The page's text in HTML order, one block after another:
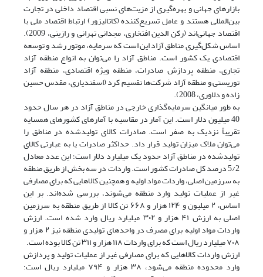
بازارهای جهانی و بهره‌گیری از مزیت‌های نسبی اقتصاد داخلی در تجارت
بین‌المللی هستند و عامل تسریع‌کننده (کاتالیزور) ارتباط اقتصاد ملی با
اقتصاد جهانی‌اند (رکن الدین افتخاری، مجدانی تهرانی و رازینی، 2009).
اساس شکل‌گیری مناطق آزاد این است که سرمایه، موتور رشد و توسعه
اقتصادی یک کشور است. مناطق آزاد را می‌توان به انواع منطقه آزاد
تجاری، منطقه پردازش صادرات، منطقه ویژه اقتصادی، منطقه آزاد
توریستی و منطقه آزاد شرکت‌ها تقسیم کرد (اسفندیاری، مقدس حسین
زاده و دلاوری، 2008).
به طور میانگین سرمایه‌گذاری خارجی در مناطق آزاد در هر سال حدود
40 میلیون دلار است. این آمار در مقاسیه با آمار‌های کشورهای همسایه
تقریباً نزدیک به صفر است. صادرات کالای تولید‌شده در مناطق را
می‌توان ملاک میزان تولید قرار داد. حداکثر صادرات یا به عبارتی کالای
تولید‌شده در مناطق آزاد حدود یک میلیارد دلار است؛ این عدد معادل
5/2 درصد کل صادرات کشور است. واردات در سه بخش از طریق منطقه
به سرزمین اصلی، واردات مواد اولیه و همچنین کالاهایی که برای مصارفی
غیر از عملیات تولید وارد منطقه می‌شوند، بررسی شده‌اند. بر این
اساس، ۲ میلیون و ۱۲۴ هزار و ۶۶۸ تن کالا از طریق منطقه به سرزمین
اصلی به ارزش ۴۱ هزار و ۳۰۲ میلیارد ریال وارد شده است. ارزش
واردات مواد اولیه برای مصرف در واحدهای تولیدی منطقه نیز ۲ هزار و
۷۰۸ میلیارد ریال است که برای واردات ۱۱۸ هزار و ۳۱۱ تن کالا بوده است.
ارزش واردات کالاهایی که برای مصارفی غیر از عملیات تولید و پردازش
وارد محدوده منطقه می‌شود، ۳۸ هزار و ۷۹۴ میلیارد ریال است؛